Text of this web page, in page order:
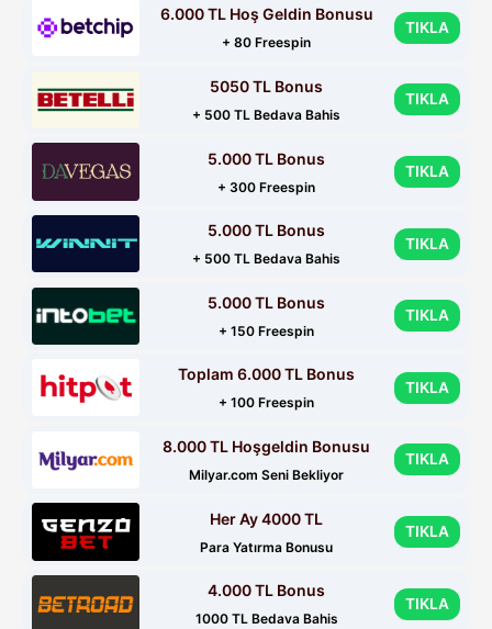
6.000 TL Hoş Geldin Bonusu
+ 80 Freespin
TIKLA
5050 TL Bonus
+ 500 TL Bedava Bahis
TIKLA
5.000 TL Bonus
+ 300 Freespin
TIKLA
5.000 TL Bonus
+ 500 TL Bedava Bahis
TIKLA
5.000 TL Bonus
+ 150 Freespin
TIKLA
Toplam 6.000 TL Bonus
+ 100 Freespin
TIKLA
8.000 TL Hoşgeldin Bonusu
Milyar.com Seni Bekliyor
TIKLA
Her Ay 4000 TL
Para Yatırma Bonusu
TIKLA
4.000 TL Bonus
1000 TL Bedava Bahis
TIKLA